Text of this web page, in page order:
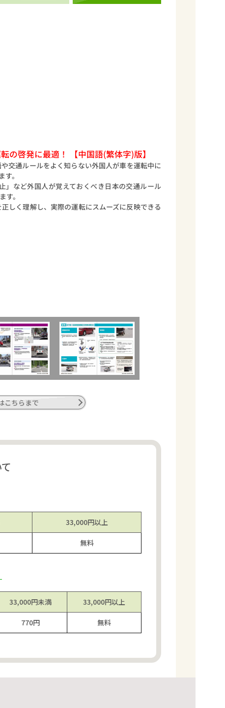
の啓発に最適！ 【中国語(繁体字)版】
交通ルールをよく知らない外国人が車を運転中に
。
など外国人が覚えておくべき日本の交通ルール
す。
しく理解し、実際の運転にスムーズに反映できる
こちらまで
33,000円以上
無料
33,000円未満 33,000円以上
770円 無料